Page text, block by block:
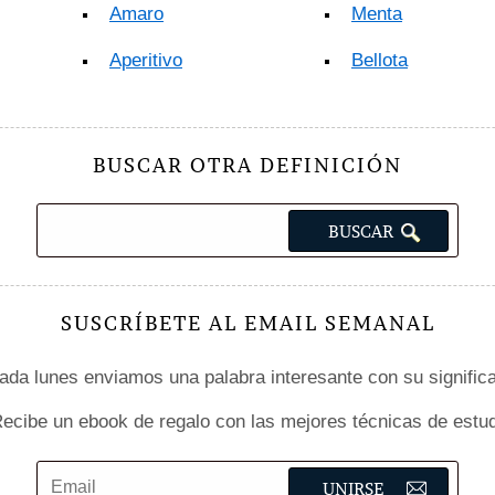
Amaro
Aperitivo
Menta
Bellota
BUSCAR OTRA DEFINICIÓN
SUSCRÍBETE AL EMAIL SEMANAL
lunes enviamos una palabra interesante con su
un ebook de regalo con las mejores técnicas de